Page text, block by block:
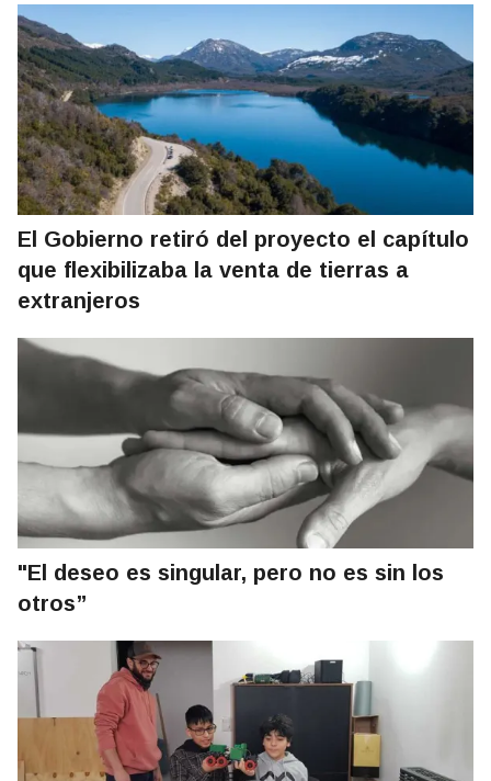
El Gobierno retiró del proyecto el capítulo
que flexibilizaba la venta de tierras a
extranjeros
"El deseo es singular, pero no es sin los
otros”